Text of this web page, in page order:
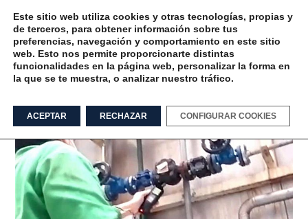
ultrasonido Tag
Este sitio web utiliza cookies y otras tecnologías, propias y
de terceros, para obtener información sobre tus
preferencias, navegación y comportamiento en este sitio
web. Esto nos permite proporcionarte distintas
funcionalidades en la página web, personalizar la forma en
la que se te muestra, o analizar nuestro tráfico.
ACEPTAR RECHAZAR CONFIGURAR COOKIES